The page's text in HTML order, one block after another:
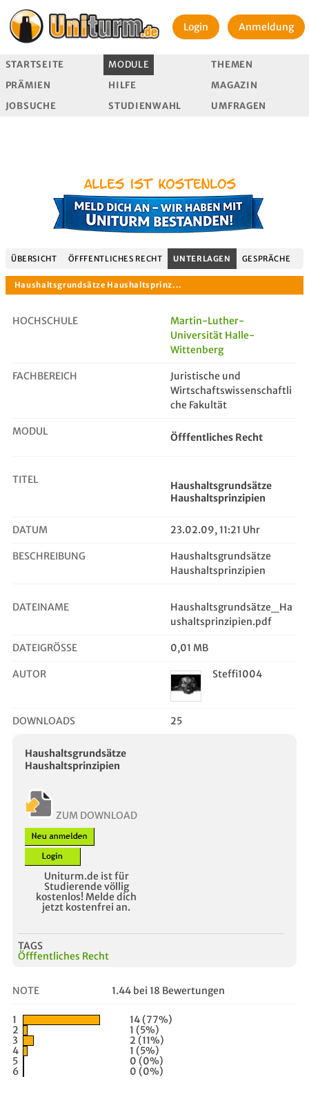
Login Anmeldung
STARTSEITE MODULE
THEMEN
PRÄMIEN
HILFE
MAGAZIN
JOBSUCHE
STUDIENWAHL UMFRAGEN
ÜBERSICHT ÖFFFENTLICHES RECHT UNTERLAGEN GESPRÄCHE
Haushaltsgrundsätze Haushaltsprinz...
HOCHSCHULE
Martin-Luther-
Universität Halle-
Wittenberg
FACHBEREICH
Juristische und
Wirtschaftswissenschaftli
che Fakultät
MODUL Öfffentliches Recht
TITEL
Haushaltsgrundsätze
Haushaltsprinzipien
DATUM 23.02.09, 11:21 Uhr
BESCHREIBUNG
Haushaltsgrundsätze
Haushaltsprinzipien
DATEINAME
Haushaltsgrundsätze_Ha
ushaltsprinzipien.pdf
DATEIGRÖSSE 0,01 MB
AUTOR Steffi1004
DOWNLOADS 25
Haushaltsgrundsätze
Haushaltsprinzipien
ZUM DOWNLOAD
Uniturm.de ist für
Studierende völlig
kostenlos! Melde dich
jetzt kostenfrei an.
TAGS
Öfffentliches Recht
NOTE 1.44 bei 18 Bewertungen
1
14 (77%)
2
1 (5%)
3
2 (11%)
4
1 (5%)
5
0 (0%)
6
0 (0%)